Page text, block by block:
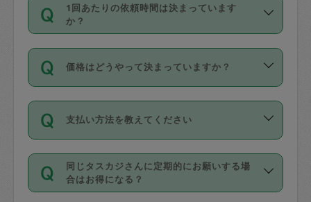
1回あたりの依頼時間は決まっています
か？
依頼1回につき3時間固定です。3時間を
超えて依頼したい場合は、延長機能をご
利用ください。機能をご利用いただくに
の上事前申請することが必要です。な
お、3時間を下回っても、値引き等はござ
いません。
価格はどうやって決まっていますか？
11種類の価格帯の中からタスカジさん自
身が価格を選んで設定しています。
タスカジさんの価格設定には最初は制限
があり、レビュー件数、レビューの平均
値、などで除々に設定可能な最高額が上
がっていく仕組みになっています。
支払い方法を教えてください
お支払方法はクレジットカード（Visa／
Master／JCB／AMERICAN EXPRESS／
Diners Club）のみとなります。
同じタスカジさんに定期的にお願いする場
合はお得になる？